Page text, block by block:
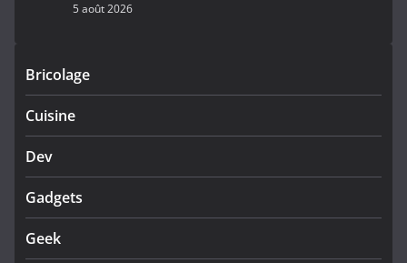
5 août 2026
Bricolage
Cuisine
Dev
Gadgets
Geek